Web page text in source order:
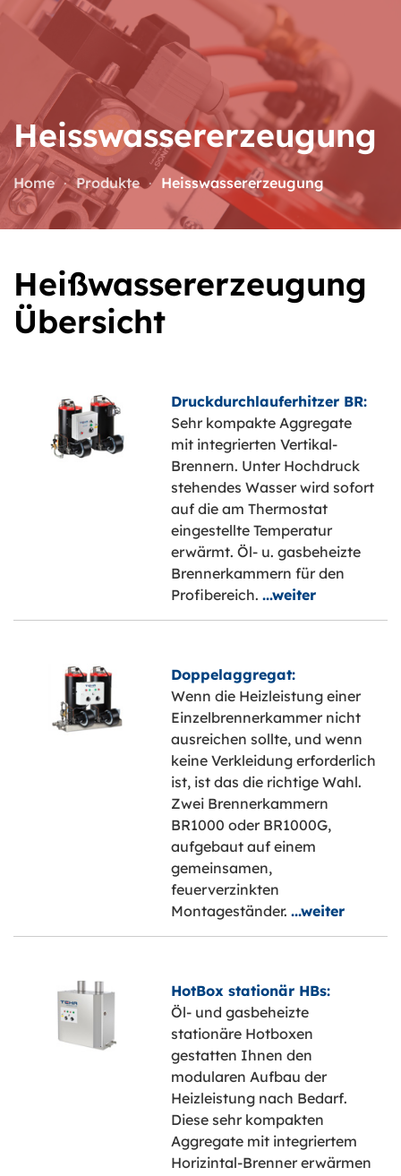
Zum Hauptinhalt springen
Heisswasser­erzeugung
Home Produkte Heisswassererzeugung
Heißwassererzeugung
Übersicht
Druckdurchlauferhitzer BR:
Sehr kompakte Aggregate
mit integrierten Vertikal-
Brennern. Unter Hochdruck
stehendes Wasser wird sofort
auf die am Thermostat
eingestellte Temperatur
erwärmt. Öl- u. gasbeheizte
Brennerkammern für den
Profibereich. ...weiter
Doppelaggregat:
Wenn die Heizleistung einer
Einzelbrennerkammer nicht
ausreichen sollte, und wenn
keine Verkleidung erforderlich
ist, ist das die richtige Wahl.
Zwei Brennerkammern
BR1000 oder BR1000G,
aufgebaut auf einem
gemeinsamen,
feuerverzinkten
Montageständer. ...weiter
HotBox stationär HBs:
Öl- und gasbeheizte
stationäre Hotboxen
gestatten Ihnen den
modularen Aufbau der
Heizleistung nach Bedarf.
Diese sehr kompakten
Aggregate mit integriertem
Horizintal-Brenner erwärmen